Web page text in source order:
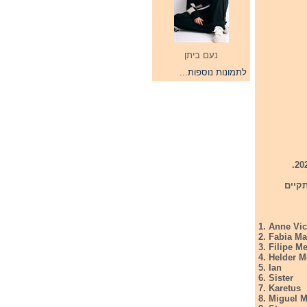
נעם ביתן
לתמונות נוספות...
יתקיים
1. Anne
2. Fabia
3. Filipe
4. Helder
5. Ian
6. Sister
7. Karetus
8. Miguel